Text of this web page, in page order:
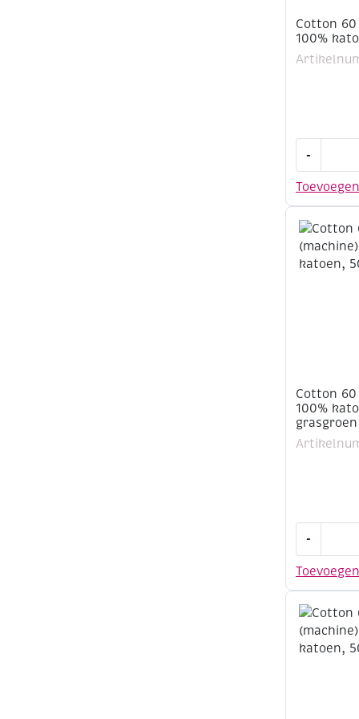
Cotton
100%
Toevoegen
-
katoen,
500
meter,
roze
Cotton
100%
grasgroen
Toevoegen
-
katoen,
500
meter,
grasgroen